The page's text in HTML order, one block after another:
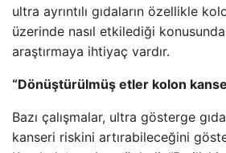
ultra ayrıntılı gıdaların özellikle
üzerinde nasıl etkilediği
araştırmaya ihtiyaç vardır.
“Dönüştürülmüş etler kolon
Bazı çalışmalar, ultra gösterge
kanseri riskini artırabileceğini